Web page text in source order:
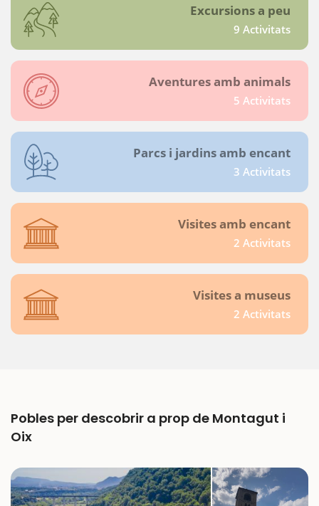
Excursions a peu
9 Activitats
Aventures amb animals
5 Activitats
Parcs i jardins amb encant
3 Activitats
Visites amb encant
2 Activitats
Visites a museus
2 Activitats
Pobles per descobrir a prop de Montagut i
Oix